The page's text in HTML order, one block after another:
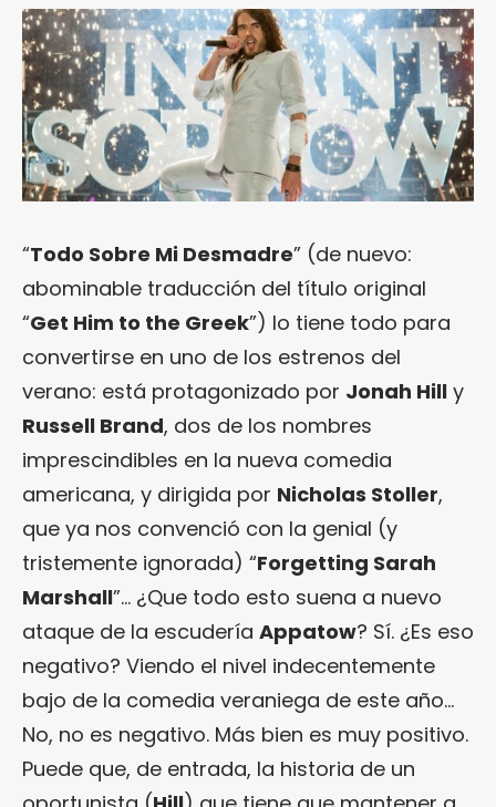
“Todo Sobre Mi Desmadre” (de nuevo:
abominable traducción del título original
“Get Him to the Greek”) lo tiene todo para
convertirse en uno de los estrenos del
verano: está protagonizado por Jonah Hill y
Russell Brand, dos de los nombres
imprescindibles en la nueva comedia
americana, y dirigida por Nicholas Stoller,
que ya nos convenció con la genial (y
tristemente ignorada) “Forgetting Sarah
Marshall”… ¿Que todo esto suena a nuevo
ataque de la escudería Appatow? Sí. ¿Es eso
negativo? Viendo el nivel indecentemente
bajo de la comedia veraniega de este año…
No, no es negativo. Más bien es muy positivo.
Puede que, de entrada, la historia de un